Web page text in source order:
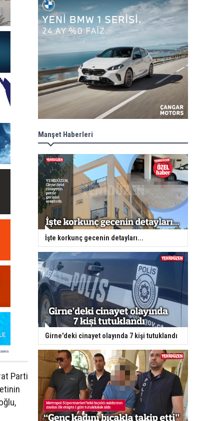
Parti
Manşet Haberleri
İşte korkunç gecenin detayları...
Girne'deki cinayet olayında 7 kişi tutuklandı